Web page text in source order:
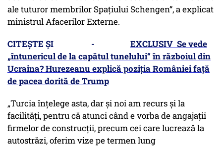
ale tuturor membrilor Spațiului Schengen“, a explicat
ministrul Afacerilor Externe.
CITEȘTE ȘI - EXCLUSIV Se vede
„întunericul de la capătul tunelului“ în războiul din
Ucraina? Hurezeanu explică poziția României față
de pacea dorită de Trump
„Turcia înțelege asta, dar și noi am recurs și la
facilități, pentru că atunci când e vorba de angajații
firmelor de construcții, precum cei care lucrează la
autostrăzi, oferim vize pe termen lung